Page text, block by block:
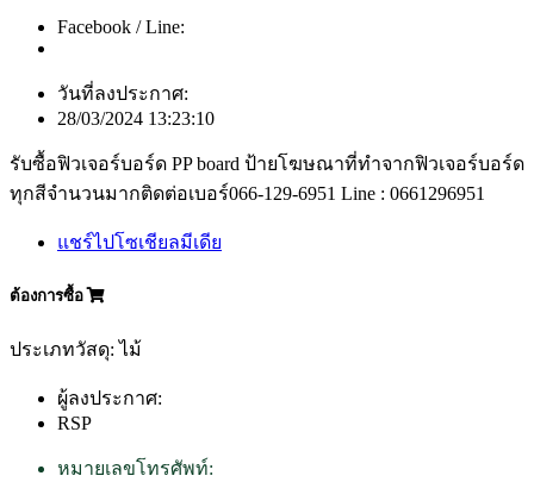
Facebook / Line:
วันที่ลงประกาศ:
28/03/2024 13:23:10
รับซื้อฟิวเจอร์บอร์ด PP board ป้ายโฆษณาที่ทำจากฟิวเจอร์บอร์ด
ทุกสีจำนวนมากติดต่อเบอร์066-129-6951 Line : 0661296951
แชร์ไปโซเชียลมีเดีย
ต้องการซื้อ
ประเภทวัสดุ: ไม้
ผู้ลงประกาศ:
RSP
หมายเลขโทรศัพท์: